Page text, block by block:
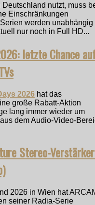
Deutschland nutzt, muss
Einschränkungen
werden unabhängig
nur noch in Full HD...
letzte Chance
2026 hat das
große Rabatt-Aktion
lang immer wieder um
dem Audio-Video-
Stereo-
2026 in Wien hat
seiner Radia-Serie